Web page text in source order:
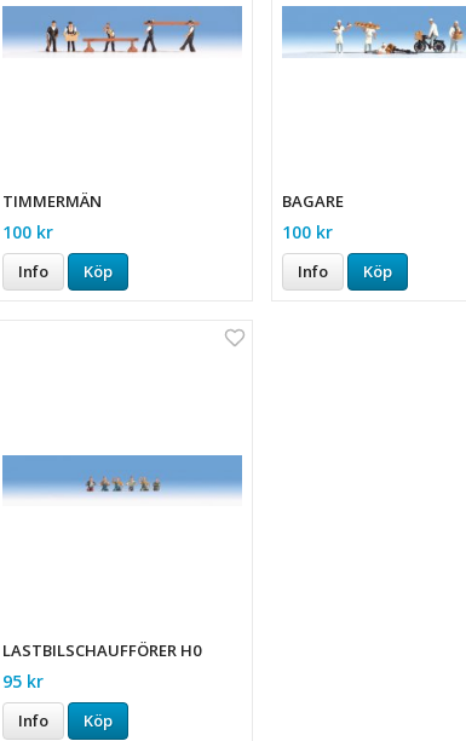
TIMMERMÄN
100 kr
Info Köp
BAGARE
100 kr
Info Köp
LASTBILSCHAUFFÖRER H0
95 kr
Info Köp